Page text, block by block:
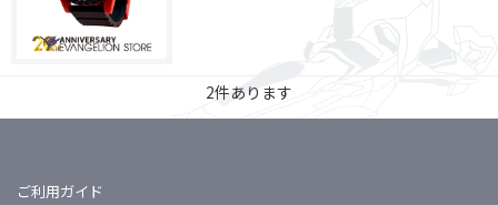
2件あります
ご利用ガイド